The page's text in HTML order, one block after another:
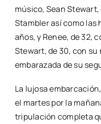
músico, Sean Stewart,
Stambler así como las
años, y Renee, de 32,
Stewart, de 30, con
embarazada de su
La lujosa
el martes por la
tripulación completa